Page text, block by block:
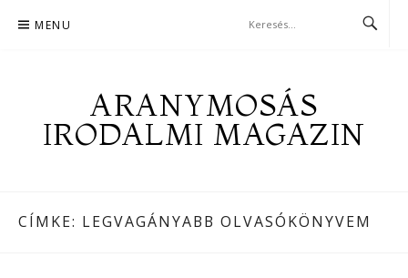
MENU
ARANYMOSÁS
IRODALMI MAGAZIN
CÍMKE: LEGVAGÁNYABB OLVASÓKÖNYVEM